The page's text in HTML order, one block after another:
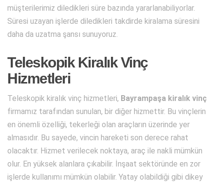
müşterilerimiz diledikleri süre bazında yararlanabiliyorlar.
Süresi uzayan işlerde diledikleri takdirde kiralama süresini
daha da uzatma şansı sunuyoruz.
Teleskopik Kiralık Vinç
Hizmetleri
Teleskopik kiralık vinç hizmetleri, Bayrampaşa kiralık vinç
firmamız tarafından sunulan, bir diğer hizmettir. Bu vinçlerin
en önemli özelliği, tekerleği olan araçların üzerinde yer
almasıdır. Bu sayede, vincin hareketi son derece rahat
olacaktır. Hizmet verilecek noktaya, araç ile nakli mümkün
olur. En yüksek alanlara çıkabilir. İnşaat sektöründe en zor
işlerde kullanımı mümkün olabilir. Yatay olabildiği gibi dikey